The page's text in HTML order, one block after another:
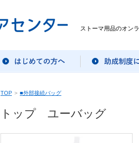
ストーマ用品のオン
TOP > ■外部接続バッグ
トップ ユーバッグ